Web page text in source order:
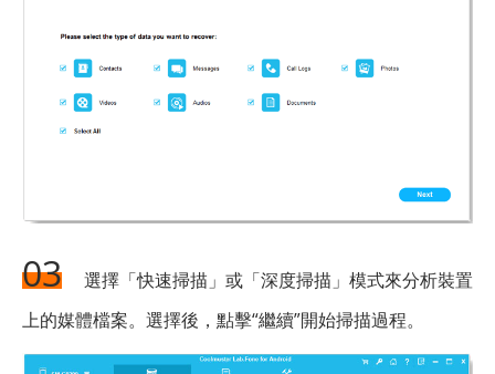
03
選擇「快速掃描」或「深度掃描」模式來分析裝置
上的媒體檔案。選擇後，點擊“繼續”開始掃描過程。